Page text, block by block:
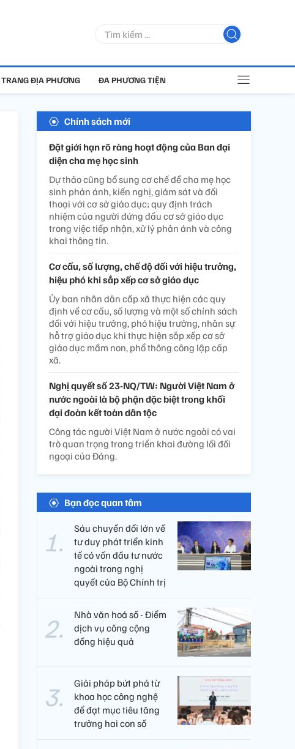
TRANG ĐỊA PHƯƠNG ĐA PHƯƠNG TIỆN
Chính sách mới
Đặt giới hạn rõ ràng hoạt động của Ban đại
diện cha mẹ học sinh
Dự thảo cũng bổ sung cơ chế để cha mẹ học
sinh phản ánh, kiến nghị, giám sát và đối
thoại với cơ sở giáo dục; quy định trách
nhiệm của người đứng đầu cơ sở giáo dục
trong việc tiếp nhận, xử lý phản ánh và công
khai thông tin.
Cơ cấu, số lượng, chế độ đối với hiệu trưởng,
hiệu phó khi sắp xếp cơ sở giáo dục
Ủy ban nhân dân cấp xã thực hiện các quy
định về cơ cấu, số lượng và một số chính sách
đối với hiệu trưởng, phó hiệu trưởng, nhân sự
hỗ trợ giáo dục khi thực hiện sắp xếp cơ sở
giáo dục mầm non, phổ thông công lập cấp
xã.
Nghị quyết số 23-NQ/TW: Người Việt Nam ở
nước ngoài là bộ phận đặc biệt trong khối
đại đoàn kết toàn dân tộc
Công tác người Việt Nam ở nước ngoài có vai
trò quan trọng trong triển khai đường lối đối
ngoại của Đảng.
Bạn đọc quan tâm
Sáu chuyển đổi lớn về
tư duy phát triển kinh
tế có vốn đầu tư nước
ngoài trong nghị
quyết của Bộ Chính trị
Nhà văn hoá số - Điểm
dịch vụ công cộng
đồng hiệu quả
Giải pháp bứt phá từ
khoa học công nghệ
để đạt mục tiêu tăng
trưởng hai con số